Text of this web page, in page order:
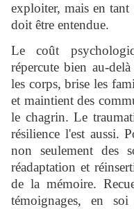
exploiter, mais en
doit être entendue.
Le coût
répercute bien au-
les corps, brise les
et maintient des
le chagrin. Le
résilience l'est aussi.
non seulement des
réadaptation et
de la mémoire.
témoignages, en